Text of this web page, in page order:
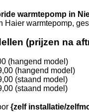
warmtepomp in
Haier warmtepomp,
(prijzen na
(hangend model)
(hangend model)
(staand model)
(staand model)
{zelf installatie/